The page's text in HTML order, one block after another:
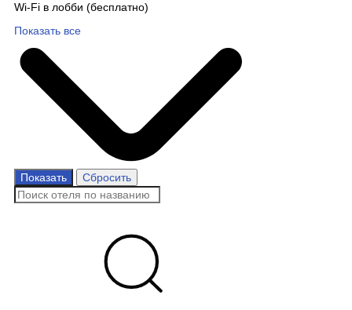
Wi-Fi в лобби (бесплатно)
Показать все
Показать Сбросить